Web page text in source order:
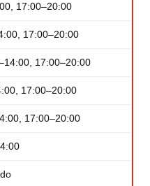
17:00–20:00
17:00–20:00
17:00–20:00
17:00–20:00
17:00–20:00